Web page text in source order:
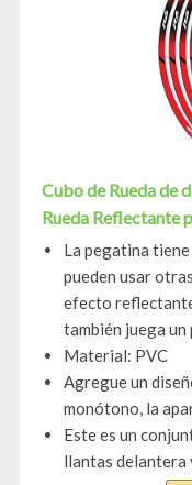
Cubo de Rueda de
Rueda Reflectante
La pegatina
pueden usar
efecto
también juega un
Material: PVC
Agregue un
monótono, la
Este es un
llantas delantera